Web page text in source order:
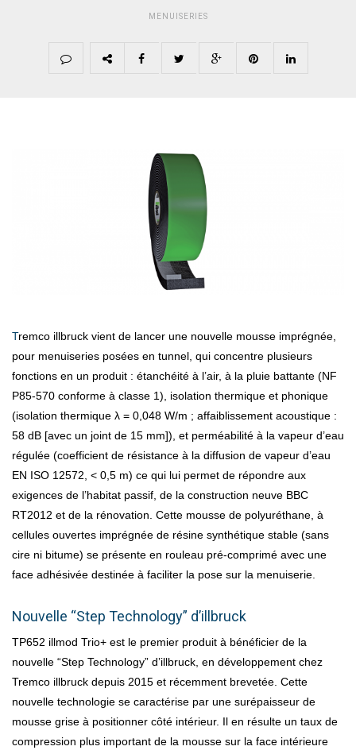
MENUISERIES
Tremco illbruck vient de lancer une nouvelle mousse imprégnée,
pour menuiseries posées en tunnel, qui concentre plusieurs
fonctions en un produit : étanchéité à l’air, à la pluie battante (NF
P85-570 conforme à classe 1), isolation thermique et phonique
(isolation thermique λ = 0,048 W/m ; affaiblissement acoustique :
58 dB [avec un joint de 15 mm]), et perméabilité à la vapeur d’eau
régulée (coefficient de résistance à la diffusion de vapeur d’eau
EN ISO 12572, < 0,5 m) ce qui lui permet de répondre aux
exigences de l’habitat passif, de la construction neuve BBC
RT2012 et de la rénovation. Cette mousse de polyuréthane, à
cellules ouvertes imprégnée de résine synthétique stable (sans
cire ni bitume) se présente en rouleau pré-comprimé avec une
face adhésivée destinée à faciliter la pose sur la menuiserie.
Nouvelle “Step Technology” d’illbruck
TP652 illmod Trio+ est le premier produit à bénéficier de la
nouvelle “Step Technology” d’illbruck, en développement chez
Tremco illbruck depuis 2015 et récemment brevetée. Cette
nouvelle technologie se caractérise par une surépaisseur de
mousse grise à positionner côté intérieur. Il en résulte un taux de
compression plus important de la mousse sur la face intérieure